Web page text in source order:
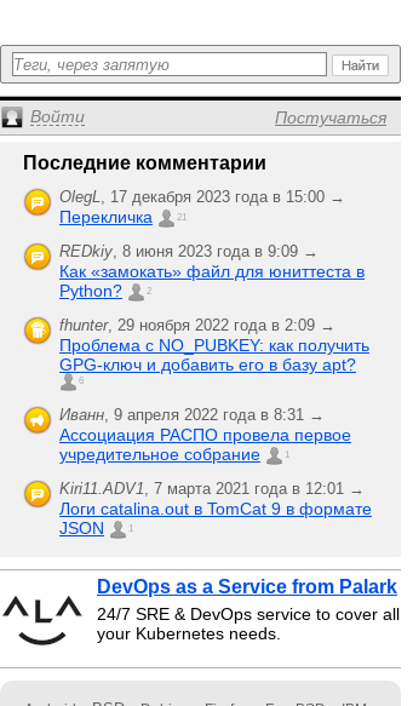
Войти Постучаться
Последние комментарии
OlegL, 17 декабря 2023 года в 15:00 →
Перекличка 21
REDkiy, 8 июня 2023 года в 9:09 →
Как «замокать» файл для юниттеста в
Python?
2
fhunter, 29 ноября 2022 года в 2:09 →
Проблема с NO_PUBKEY: как получить
GPG-ключ и добавить его в базу apt?
6
Иванн, 9 апреля 2022 года в 8:31 →
Ассоциация РАСПО провела первое
учредительное собрание
1
Kiri11.ADV1, 7 марта 2021 года в 12:01 →
Логи catalina.out в TomCat 9 в формате
JSON
1
DevOps as a Service from Palark
24/7 SRE & DevOps service to cover all
your Kubernetes needs.